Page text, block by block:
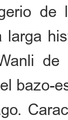
de
larga
bazo-